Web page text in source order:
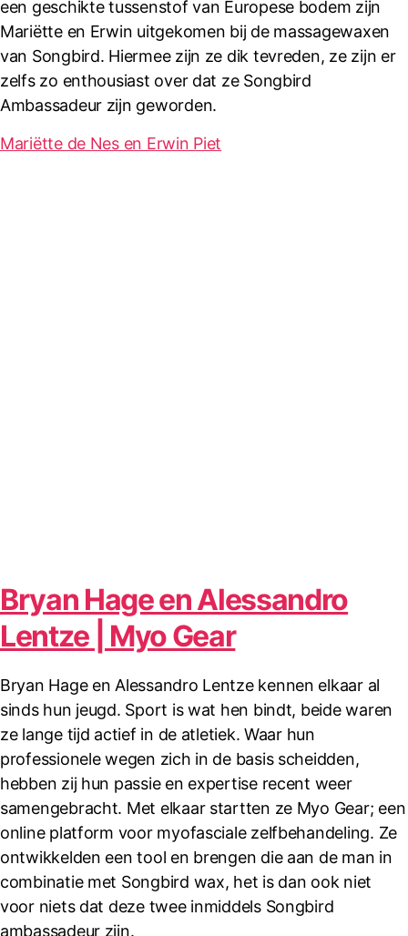
een geschikte tussenstof van Europese bodem zijn
Mariëtte en Erwin uitgekomen bij de massagewaxen
van Songbird. Hiermee zijn ze dik tevreden, ze zijn er
zelfs zo enthousiast over dat ze Songbird
Ambassadeur zijn geworden.
Mariëtte de Nes en Erwin Piet
Bryan Hage en Alessandro
Lentze | Myo Gear
Bryan Hage en Alessandro Lentze kennen elkaar al
sinds hun jeugd. Sport is wat hen bindt, beide waren
ze lange tijd actief in de atletiek. Waar hun
professionele wegen zich in de basis scheidden,
hebben zij hun passie en expertise recent weer
samengebracht. Met elkaar startten ze Myo Gear; een
online platform voor myofasciale zelfbehandeling. Ze
ontwikkelden een tool en brengen die aan de man in
combinatie met Songbird wax, het is dan ook niet
voor niets dat deze twee inmiddels Songbird
ambassadeur zijn.